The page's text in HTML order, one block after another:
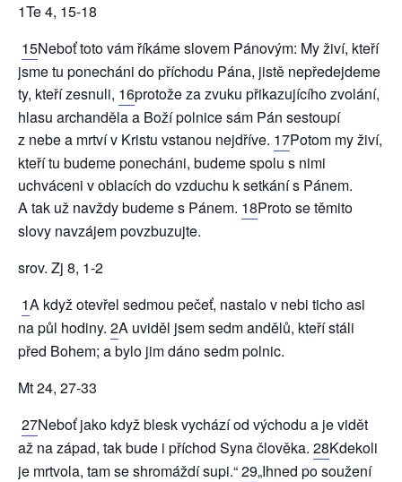
1Te 4, 15-18
15Neboť toto vám říkáme slovem Pánovým: My živí, kteří
jsme tu ponecháni do příchodu Pána, jistě nepředejdeme
ty, kteří zesnuli, 16protože za zvuku přikazujícího zvolání,
hlasu archanděla a Boží polnice sám Pán sestoupí
z nebe a mrtví v Kristu vstanou nejdříve. 17Potom my živí,
kteří tu budeme ponecháni, budeme spolu s nimi
uchváceni v oblacích do vzduchu k setkání s Pánem.
A tak už navždy budeme s Pánem. 18Proto se těmito
slovy navzájem povzbuzujte.
srov. Zj 8, 1-2
1A když otevřel sedmou pečeť, nastalo v nebi ticho asi
na půl hodiny. 2A uviděl jsem sedm andělů, kteří stáli
před Bohem; a bylo jim dáno sedm polnic.
Mt 24, 27-33
27Neboť jako když blesk vychází od východu a je vidět
až na západ, tak bude i příchod Syna člověka. 28Kdekoli
je mrtvola, tam se shromáždí supi.“29„Ihned po soužení